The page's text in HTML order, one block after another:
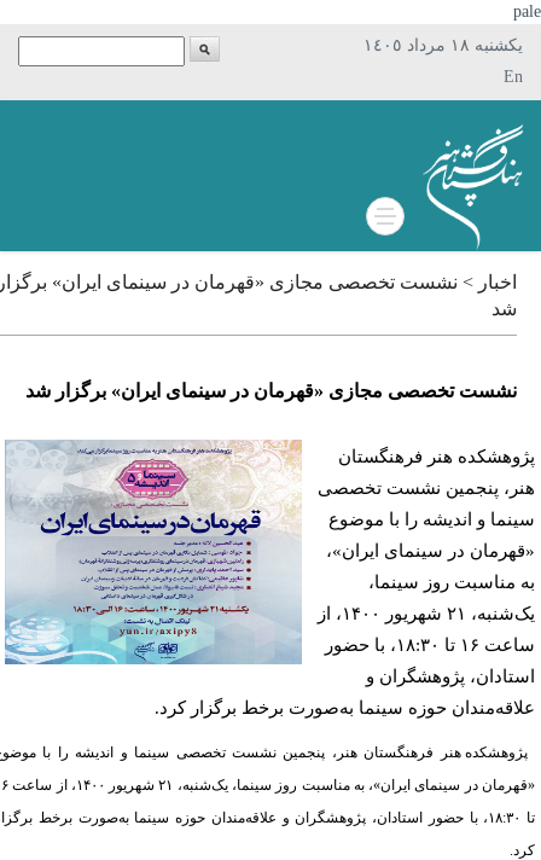
يکشنبه ١٨ مرداد ١٤٠٥
En
اخبار > نشست تخصصی مجازی «قهرمان در سینمای ایران» برگزار
شد
نشست تخصصی مجازی «قهرمان در سینمای ایران» برگزار شد
هنر فرهنگستان
پنجمین نشست تخصصی
و اندیشه را با موضوع
در سینمای ایران»،
مناسبت روز سینما،
یک‌شنبه، ۲۱ شهریور ۱۴۰۰، از
ساعت ۱۶ تا ۱۸:۳۰، با حضور
پژوهشگران و
حوزه سینما به‌صورت برخط برگزار کرد.
هنر فرهنگستان هنر، پنجمین نشست تخصصی سینما و اندیشه را با موضوع
«قهرمان در سینمای ایران»، به مناسبت روز سینما، یک‌شنبه، ۲۱ شهریور ۱۴۰۰، از ساعت ۱۶
تا ۱۸:۳۰، با حضور استادان، پژوهشگران و علاقه‌مندان حوزه سینما به‌صورت برخط برگزار